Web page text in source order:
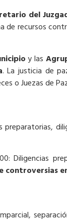
del
de recursos
y las
. La justicia de
o Juezas de
Diligencias
controversias